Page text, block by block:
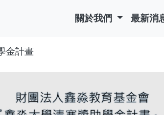
關於我們 最新消
金計畫